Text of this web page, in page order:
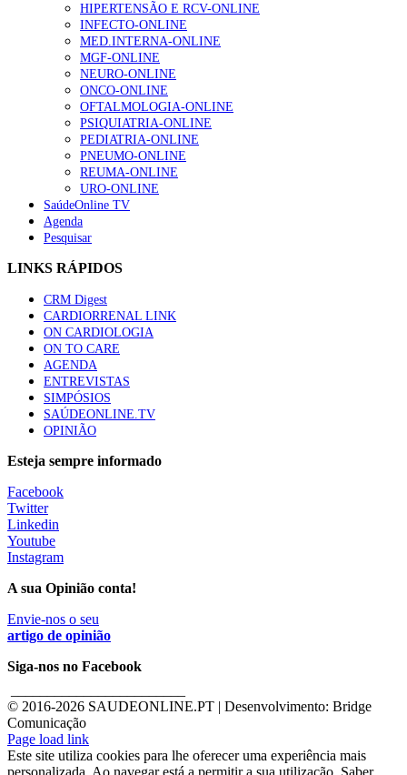
HIPERTENSÃO E RCV-ONLINE
INFECTO-ONLINE
MED.INTERNA-ONLINE
MGF-ONLINE
NEURO-ONLINE
ONCO-ONLINE
OFTALMOLOGIA-ONLINE
PSIQUIATRIA-ONLINE
PEDIATRIA-ONLINE
PNEUMO-ONLINE
REUMA-ONLINE
URO-ONLINE
SaúdeOnline TV
Agenda
Pesquisar
LINKS RÁPIDOS
CRM Digest
CARDIORRENAL LINK
ON CARDIOLOGIA
ON TO CARE
AGENDA
ENTREVISTAS
SIMPÓSIOS
SAÚDEONLINE.TV
OPINIÃO
Esteja sempre informado
Facebook
Twitter
Linkedin
Youtube
Instagram
A sua Opinião conta!
Envie-nos o seu
artigo de opinião
Siga-nos no Facebook
© 2016-2026 SAUDEONLINE.PT | Desenvolvimento: Bridge
Comunicação
Page load link
Este site utiliza cookies para lhe oferecer uma experiência mais
personalizada. Ao navegar está a permitir a sua utilização. Saber